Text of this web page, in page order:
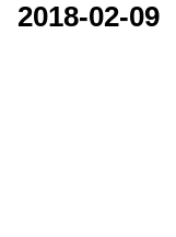
2018-02-09